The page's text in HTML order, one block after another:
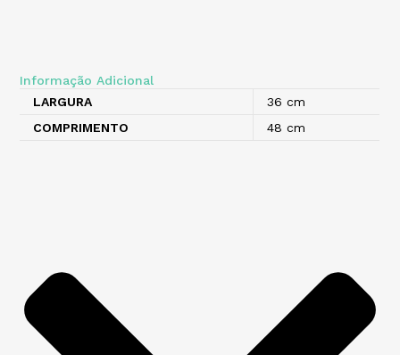
Informação Adicional
LARGURA
36 cm
COMPRIMENTO
48 cm